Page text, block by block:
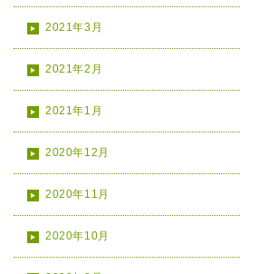
2021年3月
2021年2月
2021年1月
2020年12月
2020年11月
2020年10月